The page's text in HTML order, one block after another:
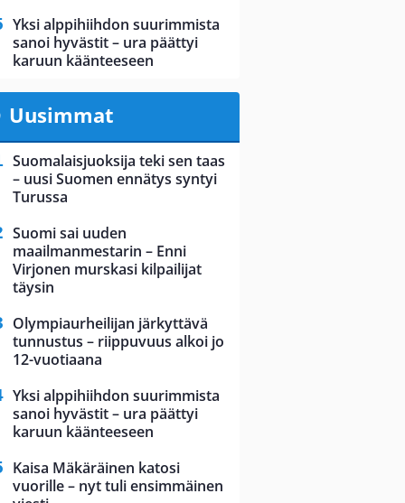
Yksi alppihiihdon suurimmista
sanoi hyvästit – ura päättyi
karuun käänteeseen
Uusimmat
Suomalaisjuoksija teki sen taas
– uusi Suomen ennätys syntyi
Turussa
Suomi sai uuden
maailmanmestarin – Enni
Virjonen murskasi kilpailijat
täysin
Olympiaurheilijan järkyttävä
tunnustus – riippuvuus alkoi jo
12-vuotiaana
Yksi alppihiihdon suurimmista
sanoi hyvästit – ura päättyi
karuun käänteeseen
Kaisa Mäkäräinen katosi
vuorille – nyt tuli ensimmäinen